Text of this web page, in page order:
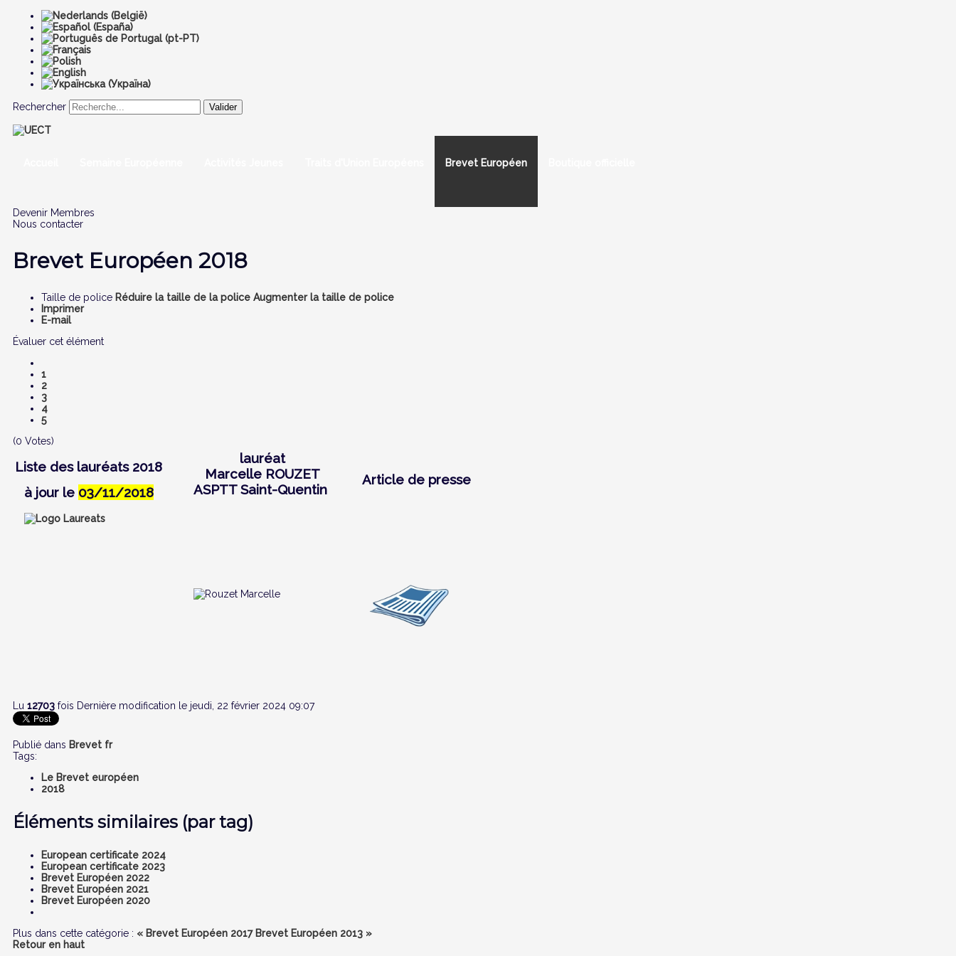
Rechercher Valider
Brevet Européen
Devenir Membres
Nous contacter
Brevet Européen 2018
Taille de police Réduire la taille de la police Augmenter la taille de police
Imprimer
E-mail
Évaluer cet élément
1
2
3
4
5
(0 Votes)
Liste des lauréats 2018
à jour le 03/11/2018
lauréat
Marcelle ROUZET
ASPTTSaint-Quentin
Article de presse
Lu 12703 fois Dernière modification le jeudi, 22 février 2024 09:07
Publié dans Brevet fr
Tags:
Le Brevet européen
2018
Éléments similaires (par tag)
European certificate 2024
European certificate 2023
Brevet Européen 2022
Brevet Européen 2021
Brevet Européen 2020
Plus dans cette catégorie : « Brevet Européen 2017 Brevet Européen 2013 »
Retour en haut